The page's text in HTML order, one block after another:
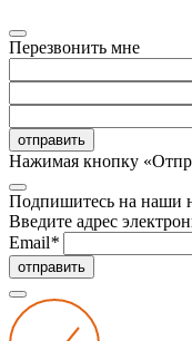
Перезвонить мне
отправить
Нажимая кнопку
Подпишитесь на наши
Введите адрес
Email*
отправить